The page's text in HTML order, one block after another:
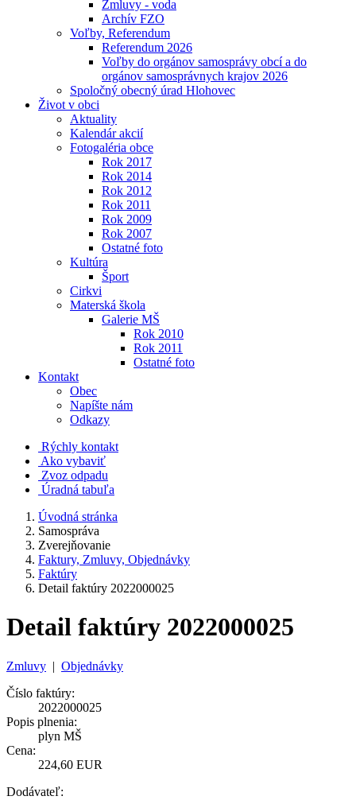
Zmluvy - voda
Archív FZO
Voľby, Referendum
Referendum 2026
Voľby do orgánov samosprávy obcí a do
orgánov samosprávnych krajov 2026
Spoločný obecný úrad Hlohovec
Život v obci
Aktuality
Kalendár akcií
Fotogaléria obce
Rok 2017
Rok 2014
Rok 2012
Rok 2011
Rok 2009
Rok 2007
Ostatné foto
Kultúra
Šport
Cirkvi
Materská škola
Galerie MŠ
Rok 2010
Rok 2011
Ostatné foto
Kontakt
Obec
Napíšte nám
Odkazy
Rýchly kontakt
Ako vybaviť
Zvoz odpadu
Úradná tabuľa
Úvodná stránka
Samospráva
Zverejňovanie
Faktury, Zmluvy, Objednávky
Faktúry
Detail faktúry 2022000025
Detail faktúry 2022000025
Zmluvy | Objednávky
Číslo faktúry:
2022000025
Popis plnenia:
plyn MŠ
Cena:
224,60 EUR
Dodávateľ: